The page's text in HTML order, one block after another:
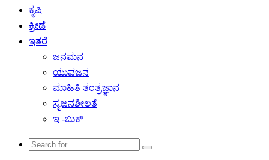
ಕೃಷಿ
ಕ್ರೀಡೆ
ಇತರೆ
ಜನಮನ
ಯುವಜನ
ಮಾಹಿತಿ ತಂತ್ರಜ್ಞಾನ
ಸೃಜನಶೀಲತೆ
ಇ -ಬುಕ್
Search